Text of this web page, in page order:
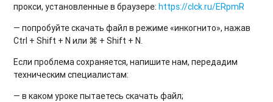
прокси, установленные в браузере:https://clck.ru/ERpmR
— попробуйте скачать файл в режиме «инкогнито», нажав
Ctrl + Shift + N или ⌘ + Shift + N.
Если проблема сохраняется, напишите нам, передадим
техническим специалистам:
— в каком уроке пытаетесь скачать файл;